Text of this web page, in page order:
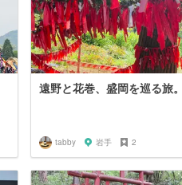
遠野と花巻、盛岡を巡る旅。
tabby 岩手 2